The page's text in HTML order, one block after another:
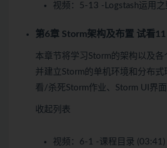
视频： 5-13 -Logstash运用
第6章 Storm架构及布置 试看
本章节将学习Storm的架构以及各
并建立Storm的单机环境和分布
看/杀死Storm作业、Storm UI界
收起列表
视频： 6-1 -课程目录 (03:41)